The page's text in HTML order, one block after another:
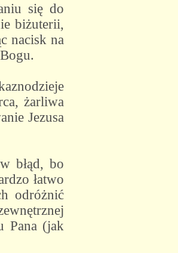
się do
biżuterii,
nacisk na
żarliwa
Jezusa
błąd, bo
łatwo
odróżnić
Pana (jak